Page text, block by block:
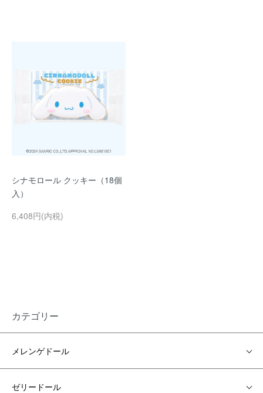
シナモロール クッキー（18個
入）
6,408円(内税)
カテゴリー
メレンゲドール
ゼリードール